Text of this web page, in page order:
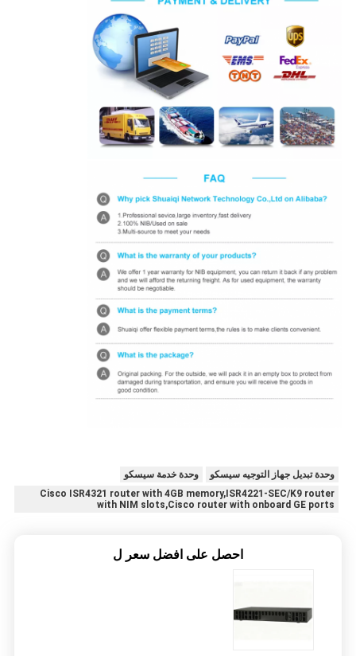
وحدة تبديل جهاز التوجيه سيسكو
وحدة خدمة سيسكو
Cisco ISR4321 router with 4GB memory,ISR4221-SEC/K9 router
with NIM slots,Cisco router with onboard GE ports
احصل على افضل سعر ل